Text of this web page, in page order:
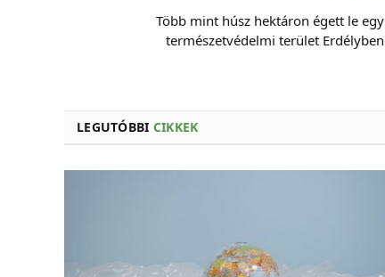
Több mint húsz hektáron égett le egy
természetvédelmi terület Erdélyben
LEGUTÓBBI CIKKEK